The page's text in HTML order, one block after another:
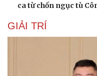
ca từ chốn ngục tù
GIẢI TRÍ